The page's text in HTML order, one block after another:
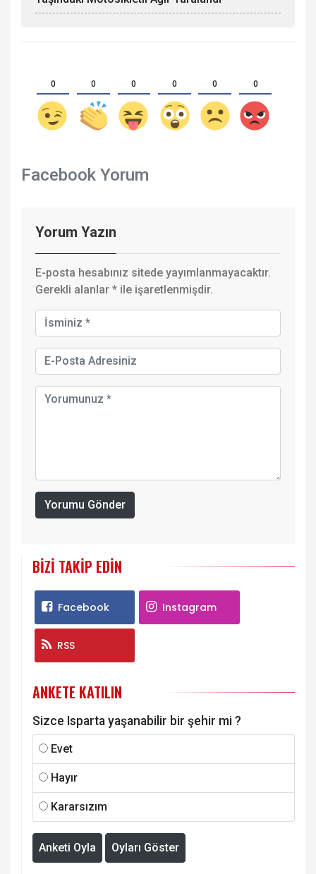
0 0 0 0 0 0
Facebook Yorum
Yorum Yazın
E-posta hesabınız sitede yayımlanmayacaktır.
Gerekli alanlar * ile işaretlenmişdir.
Yorumu Gönder
BIZI TAKIP EDIN
Facebook Instagram
RSS
ANKETE KATILIN
Sizce Isparta yaşanabilir bir şehir mi ?
Evet
Hayır
Kararsızım
Anketi Oyla Oyları Göster